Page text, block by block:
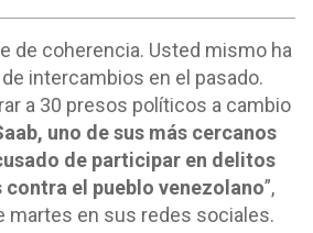
de coherencia. Usted mismo ha
intercambios en el pasado.
a 30 presos políticos a cambio
uno de sus más cercanos
de participar en delitos
contra el pueblo venezolano”,
martes en sus redes sociales.